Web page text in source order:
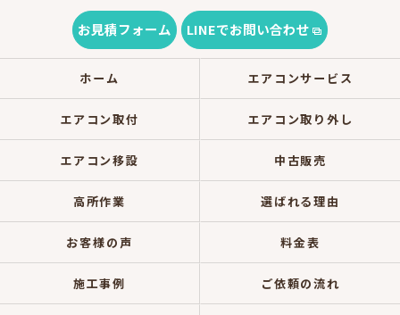
お見積フォーム LINEでお問い合わせ
ホーム エアコンサービス
エアコン取付 エアコン取り外し
エアコン移設 中古販売
高所作業 選ばれる理由
お客様の声 料金表
施工事例 ご依頼の流れ